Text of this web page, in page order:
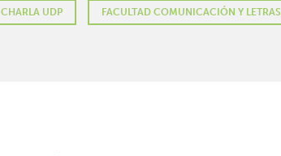
CHARLA UDP FACULTAD COMUNICACIÓN Y LETRAS